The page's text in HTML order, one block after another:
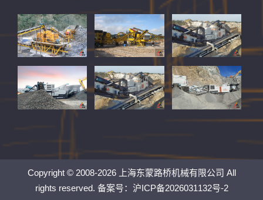
Copyright © 2008-2026 上海东蒙路桥机械有限公司 All
rights reserved. 备案号： 沪ICP备2026031132号-2